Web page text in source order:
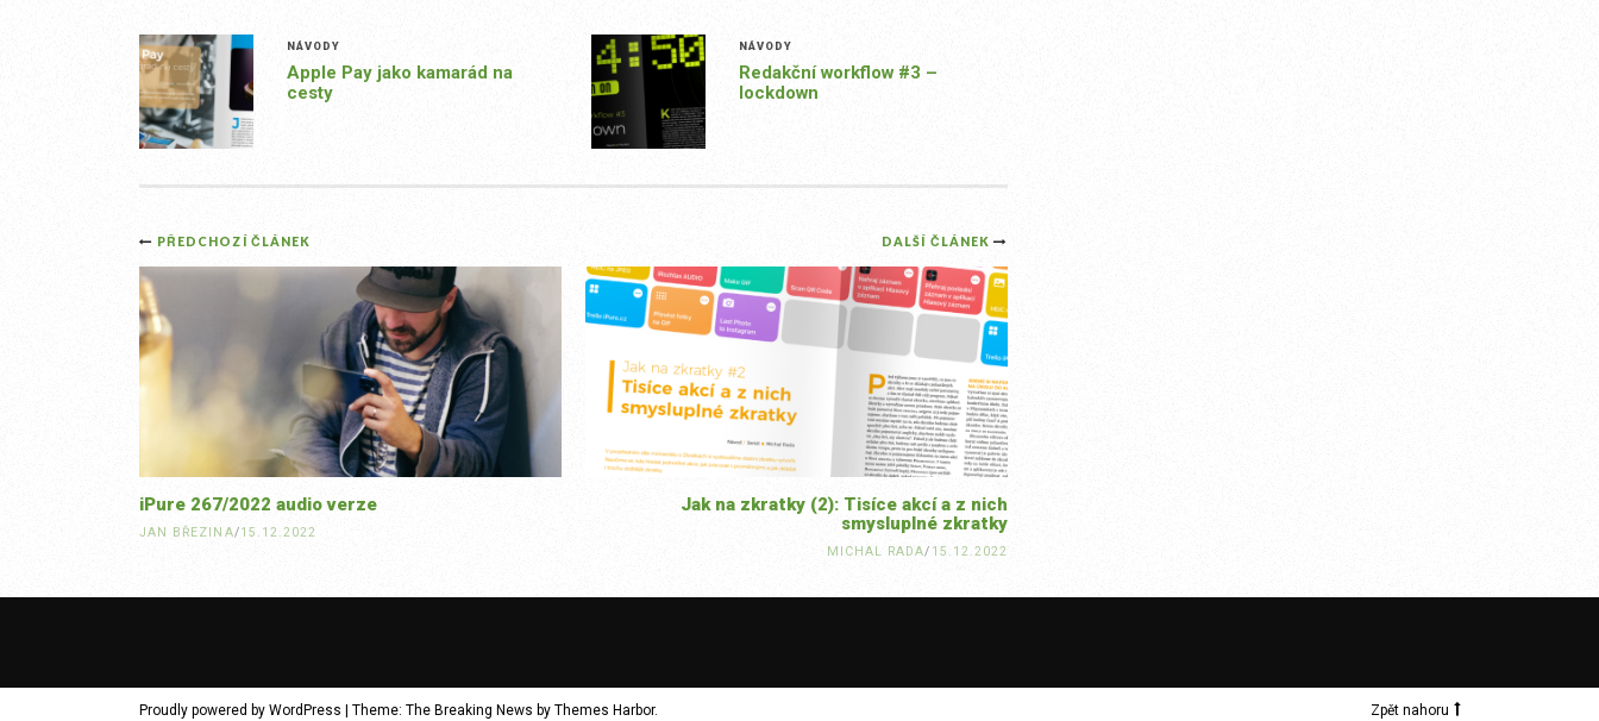
NÁVODY
Apple Pay jako kamarád na
cesty
NÁVODY
Redakční workflow #3 –
lockdown
Post
navigation
DALŠÍ ČLÁNEK
Jak na zkratky (2): Tisíce akcí a z nich
smysluplné zkratky
MICHAL RADA/ 15.12.2022
PŘEDCHOZÍ ČLÁNEK
iPure 267/2022 audio verze
JAN BŘEZINA/15.12.2022
Proudly powered by WordPress Theme: The Breaking News by Themes Harbor. Zpět nahoru